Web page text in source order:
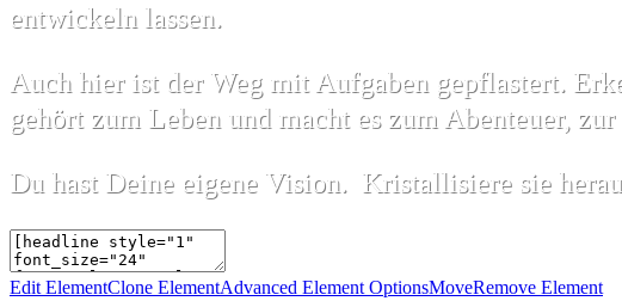
entwickeln lassen.
Auch hier ist der Weg mit Aufgaben gepflastert.
gehört zum Leben und macht es zum Abenteuer,
Du hast Deine eigene Vision. Kristallisiere sie
Edit ElementClone ElementAdvanced Element OptionsMoveRemove Element